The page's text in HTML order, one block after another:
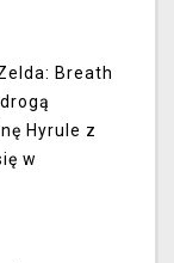
Breath
Hyrule z
w